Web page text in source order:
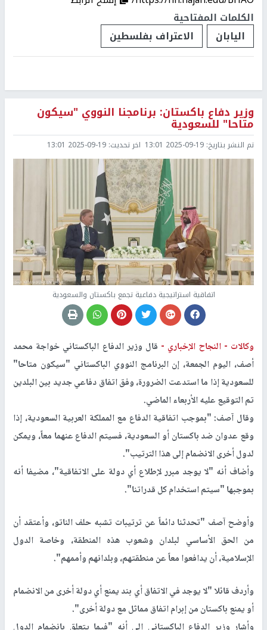
الكلمات المفتاحية
اليابان
الاعتراف بفلسطين
وزير دفاع باكستان: برنامجنا النووي "سيكون
متاحا" للسعودية
تم النشر بتاريخ: 2025-09-19 13:01 اخر تحديث: 2025-09-19 13:01
اتفاقية استراتيجية دفاعية تجمع باكستان والسعودية
وكالات -النجاح الإخباري - قال وزير الدفاع الباكستاني خواجة محمد
أصف، اليوم الجمعة، إن البرنامج النووي الباكستاني "سيكون متاحا"
للسعودية إذا ما استدعت الضرورة، وفق اتفاق دفاعي جديد بين البلدين
تم التوقيع عليه الأربعاء الماضي.
وقال آصف: "بموجب اتفاقية الدفاع مع المملكة العربية السعودية، إذا
وقع عدوان ضد باكستان أو السعودية، فسيتم الدفاع عنهما معاً، ويمكن
لدول أخرى الانضمام إلى هذا الترتيب".
وأضاف أنه "لا يوجد مبرر لإطلاع أي دولة على الاتفاقية"، مضيفا أنه
بموجبها "سيتم استخدام كل قدراتنا".
وأوضح آصف "تحدثنا دائماً عن ترتيبات تشبه حلف الناتو، وأعتقد أن
من الحق الأساسي لبلدان وشعوب هذه المنطقة، وخاصة الدول
الإسلامية، أن يدافعوا معاً عن منطقتهم، وبلدانهم وأممهم".
وأردف قائلا "لا يوجد في الاتفاق أي بند يمنع أي دولة أخرى من الانضمام
أو يمنع باكستان من إبرام اتفاق مماثل مع دولة أخرى".